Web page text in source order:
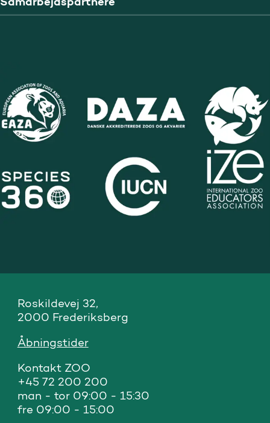
Roskildevej 32,
2000 Frederiksberg
Åbningstider
Kontakt ZOO
+45 72 200 200
man - tor 09:00 - 15:30
fre 09:00 - 15:00